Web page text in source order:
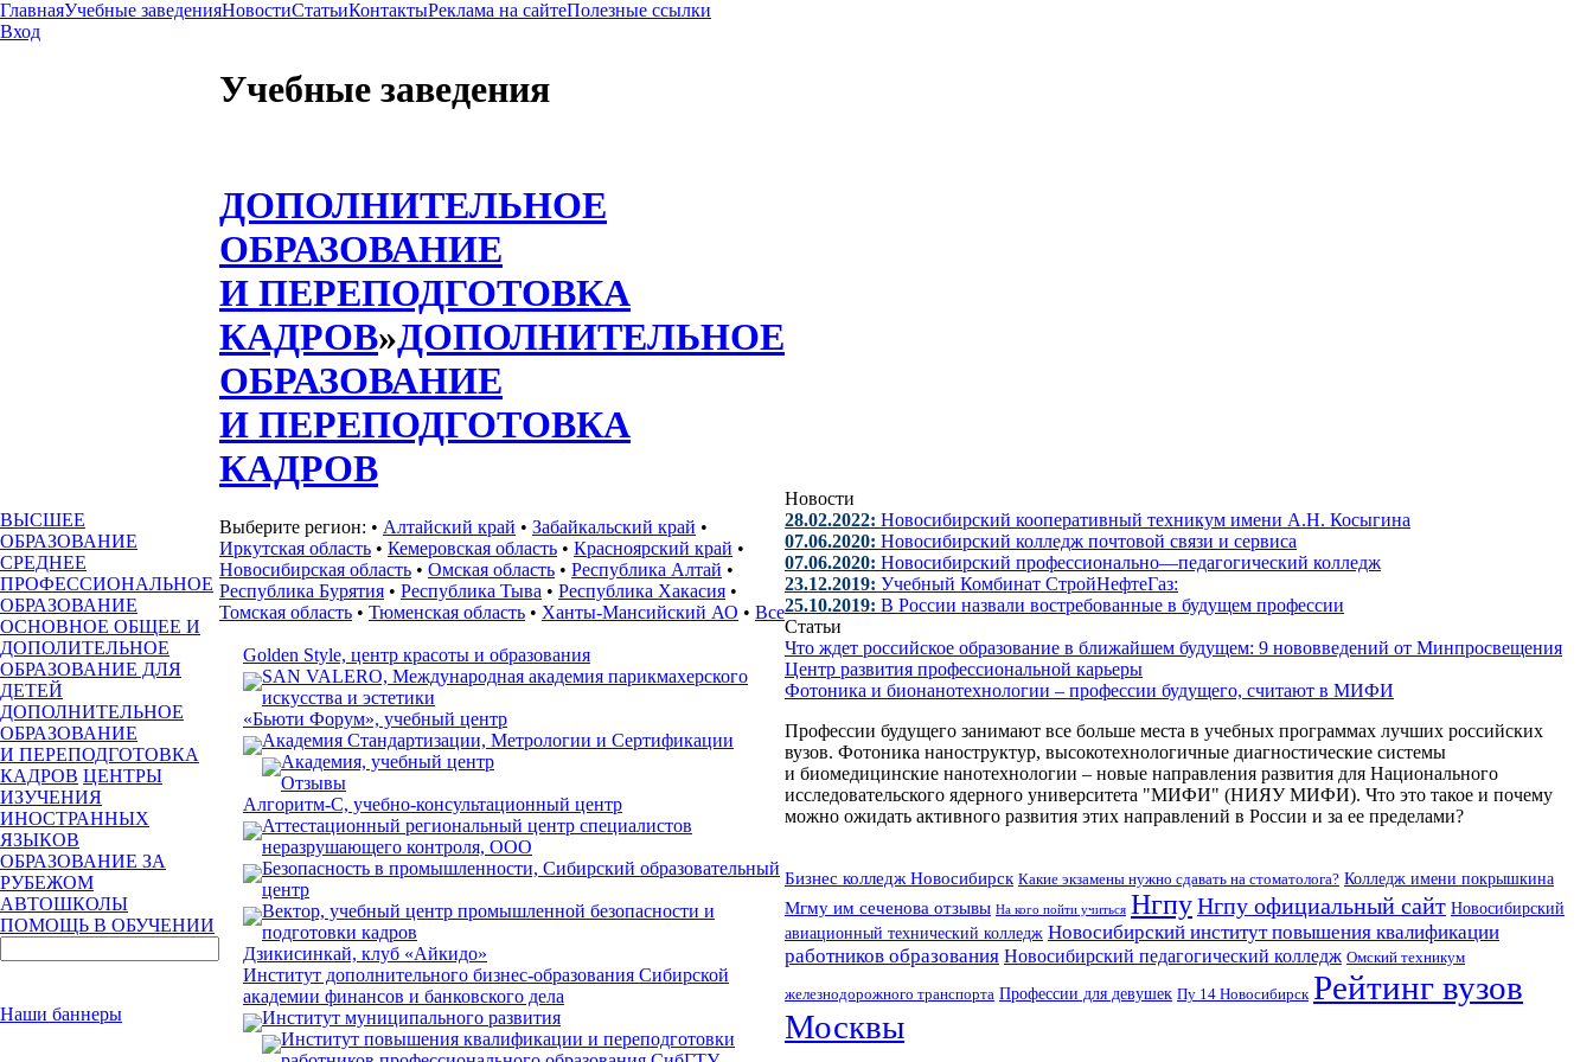
ГлавнаяУчебные заведенияНовостиСтатьиКонтактыРеклама на сайтеПолезные ссылки
Вход
ВЫСШЕЕ
ОБРАЗОВАНИЕ
СРЕДНЕЕ
ПРОФЕССИОНАЛЬНОЕ
ОБРАЗОВАНИЕ
ОСНОВНОЕ ОБЩЕЕ И
ДОПОЛИТЕЛЬНОЕ
ОБРАЗОВАНИЕ ДЛЯ
ДЕТЕЙ
ДОПОЛНИТЕЛЬНОЕ
ОБРАЗОВАНИЕ
И ПЕРЕПОДГОТОВКА
КАДРОВ ЦЕНТРЫ
ИЗУЧЕНИЯ
ИНОСТРАННЫХ
ЯЗЫКОВ
ОБРАЗОВАНИЕ ЗА
РУБЕЖОМ
АВТОШКОЛЫ
ПОМОЩЬ В ОБУЧЕНИИ
Наши баннеры
Учебные заведения
ДОПОЛНИТЕЛЬНОЕ
ОБРАЗОВАНИЕ
И ПЕРЕПОДГОТОВКА
КАДРОВ»ДОПОЛНИТЕЛЬНОЕ
ОБРАЗОВАНИЕ
И ПЕРЕПОДГОТОВКА
КАДРОВ
Выберите регион: • Алтайский край • Забайкальский край •
Иркутская область • Кемеровская область • Красноярский край •
Новосибирская область • Омская область • Республика Алтай •
Республика Бурятия • Республика Тыва • Республика Хакасия •
Томская область • Тюменская область • Ханты-Мансийский АО • Все
Golden Style, центр красоты и образования
SAN VALERO, Международная академия парикмахерского
искусства и эстетики
«Бьюти Форум», учебный центр
Академия Стандартизации, Метрологии и Сертификации
Академия, учебный центр
Отзывы
Алгоритм-С, учебно-консультационный центр
Аттестационный региональный центр специалистов
неразрушающего контроля, ООО
Безопасность в промышленности, Сибирский образовательный
центр
Вектор, учебный центр промышленной безопасности и
подготовки кадров
Дзикисинкай, клуб «Айкидо»
Институт дополнительного бизнес-образования Сибирской
академии финансов и банковского дела
Институт муниципального развития
Институт повышения квалификации и переподготовки
Новости
28.02.2022: Новосибирский кооперативный техникум имени А.Н. Косыгина
07.06.2020: Новосибирский колледж почтовой связи и сервиса
07.06.2020: Новосибирский профессионально—педагогический колледж
23.12.2019: Учебный Комбинат СтройНефтеГаз:
25.10.2019: В России назвали востребованные в будущем профессии
Статьи
Что ждет российское образование в ближайшем будущем: 9 нововведений от Минпросвещения
Центр развития профессиональной карьеры
Фотоника и бионанотехнологии – профессии будущего, считают в МИФИ
Профессии будущего занимают все больше места в учебных программах лучших российских
вузов. Фотоника наноструктур, высокотехнологичные диагностические системы
и биомедицинские нанотехнологии – новые направления развития для Национального
исследовательского ядерного университета "МИФИ" (НИЯУ МИФИ). Что это такое и почему
можно ожидать активного развития этих направлений в России и за ее пределами?
Бизнес колледж Новосибирск Какие экзамены нужно сдавать на стоматолога? Колледж имени покрышкина
Мгму им сеченова отзывы На кого пойти учиться НгпуНгпу официальный сайт Новосибирский
авиационный технический колледж Новосибирский институт повышения квалификации
работников образования Новосибирский педагогический колледж Омский техникум
железнодорожного транспорта Профессии для девушек Пу 14 Новосибирск Рейтинг вузов
Москвы